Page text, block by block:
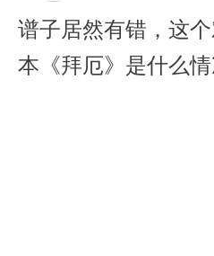
谱子居然有错，这
本《拜厄》是什么